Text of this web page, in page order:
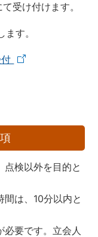
受け付けます。
す。
点検以外を目的と
は、10分以内と
必要です。立会人